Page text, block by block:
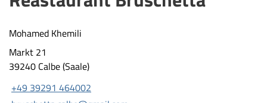
Mohamed Khemili
Markt 21
39240 Calbe (Saale)
+49 39291 464002